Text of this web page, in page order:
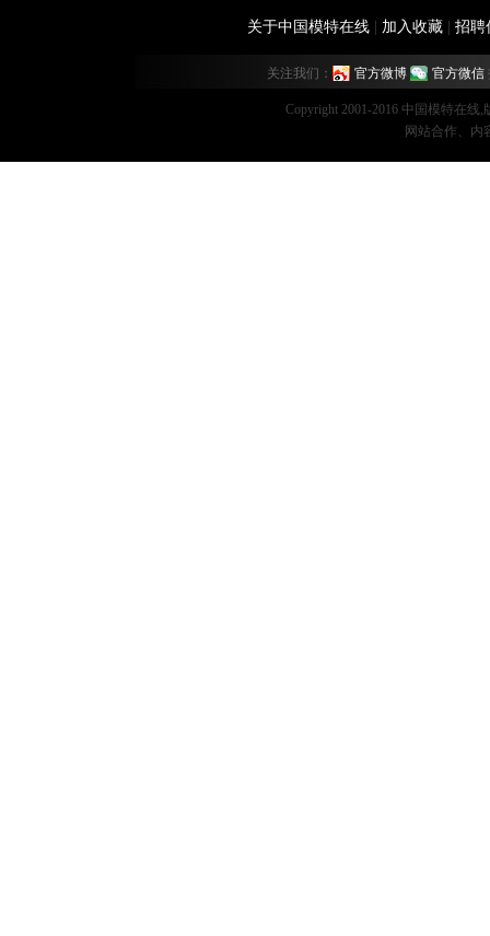
关于中国模特在线 加入收藏 招聘
关注我们： 官方微博 官方微信
Copyright 2001-2016 中国模特在线
网站合作、内